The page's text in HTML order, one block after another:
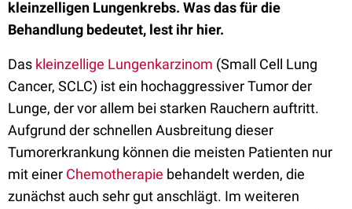
kleinzelligen Lungenkrebs. Was das für die
Behandlung bedeutet, lest ihr hier.
Das kleinzellige Lungenkarzinom (Small Cell Lung
Cancer, SCLC) ist ein hochaggressiver Tumor der
Lunge, der vor allem bei starken Rauchern auftritt.
Aufgrund der schnellen Ausbreitung dieser
Tumorerkrankung können die meisten Patienten nur
mit einer Chemotherapie behandelt werden, die
zunächst auch sehr gut anschlägt. Im weiteren